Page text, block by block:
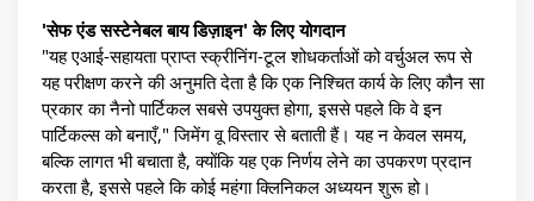
'सेफ एंड सस्टेनेबल बाय डिज़ाइन' के लिए योगदान
"यह एआई-सहायता प्राप्त स्क्रीनिंग-टूल शोधकर्ताओं को वर्चुअल रूप से
यह परीक्षण करने की अनुमति देता है कि एक निश्चित कार्य के लिए कौन सा
प्रकार का नैनो पार्टिकल सबसे उपयुक्त होगा, इससे पहले कि वे इन
पार्टिकल्स को बनाएँ," जिमेंग वू विस्तार से बताती हैं। यह न केवल समय,
बल्कि लागत भी बचाता है, क्योंकि यह एक निर्णय लेने का उपकरण प्रदान
करता है, इससे पहले कि कोई महंगा क्लिनिकल अध्ययन शुरू हो।